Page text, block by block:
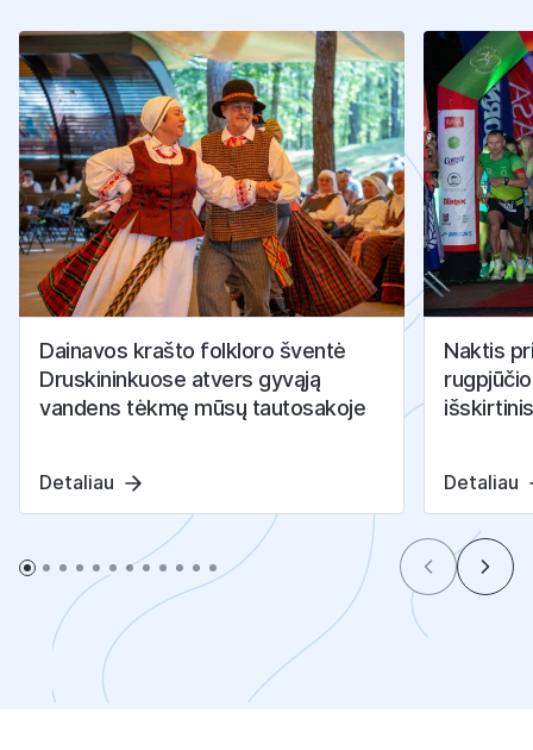
Dainavos krašto folkloro šventė
Druskininkuose atvers gyvąją
vandens tėkmę mūsų tautosakoje
Detaliau
Naktis
Detaliau